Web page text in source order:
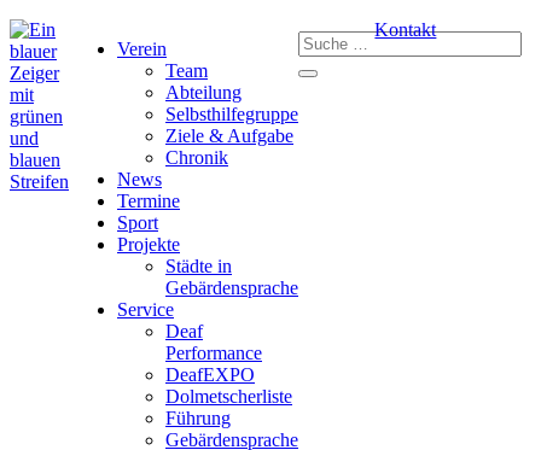
Verein
Team
Abteilung
Selbsthilfegruppe
Ziele & Aufgabe
Chronik
News
Termine
Sport
Projekte
Städte in
Gebärdensprache
Service
Deaf
Performance
DeafEXPO
Dolmetscherliste
Führung
Gebärdensprache
Kontakt